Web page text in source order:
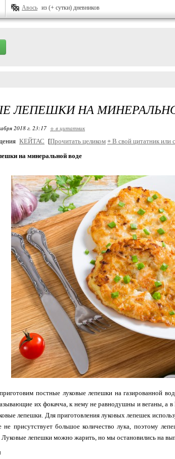
Авось из (+ сутки) дневников
ЛЕПЕШКИ НА
2018 г. 23:17 + в цитатник
КЕЙТАС [Прочитать целиком + В свой цитатник или
на минеральной воде
постные луковые лепешки на газированной
их фокачча, к нему не равнодушны и веганы, а
лепешки. Для приготовления луковых лепешек
не присутствует большое количество лука, поэтому
лепешки можно жарить, но мы остановились на